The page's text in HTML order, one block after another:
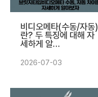
비디오메타(수동/자동)
란? 두 특징에 대해 자
세하게 알…
2026-07-03